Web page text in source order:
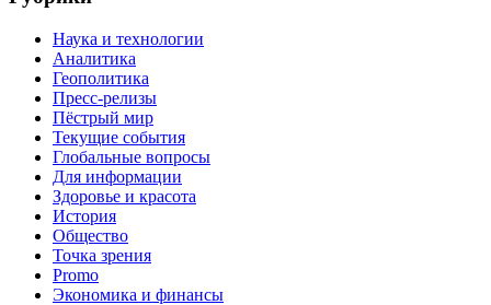
Наука и технологии
Аналитика
Геополитика
Пресс-релизы
Пёстрый мир
Текущие события
Глобальные вопросы
Для информации
Здоровье и красота
История
Общество
Точка зрения
Promo
Экономика и финансы